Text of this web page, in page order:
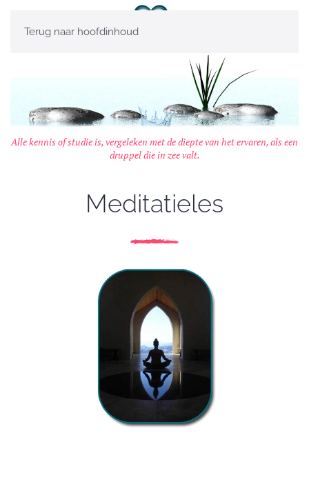
Terug naar hoofdinhoud
Alle kennis of studie is, vergeleken met de diepte van het ervaren, als een
druppel die in zee valt.
Meditatieles